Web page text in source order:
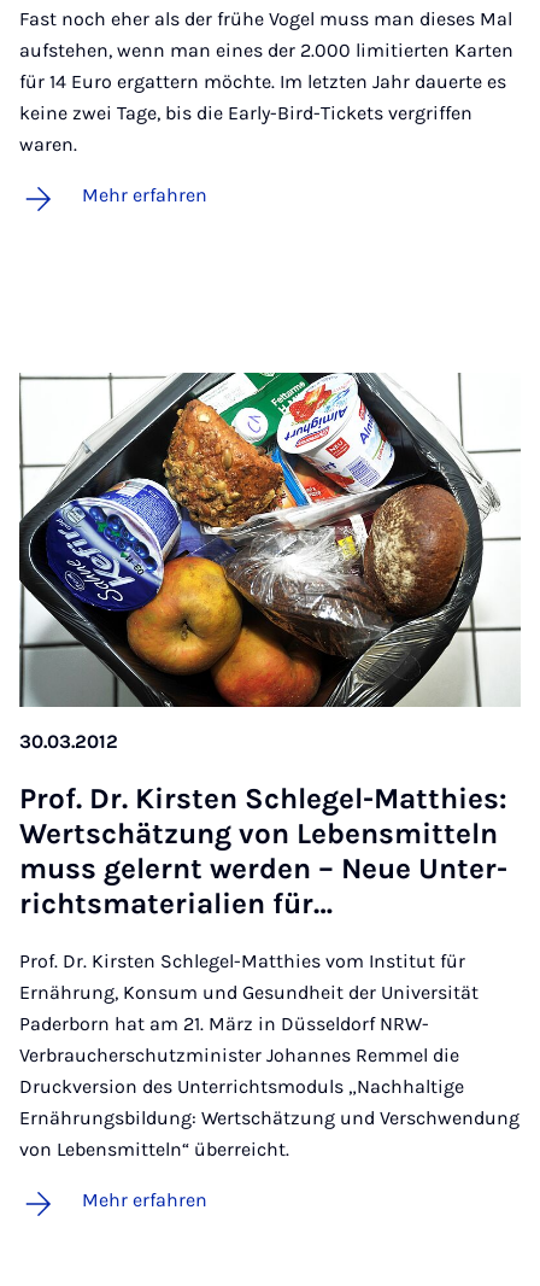
Fast noch eher als der frühe Vogel muss man dieses Mal
aufstehen, wenn man eines der 2.000 limitierten Karten
für 14 Euro ergattern möchte. Im letzten Jahr dauerte es
keine zwei Tage, bis die Early-Bird-Tickets vergriffen
waren.
Mehr erfahren
30.03.2012
Prof. Dr. Kirs­ten Schle­gel-Matt­hies:
Wert­schät­zung von Le­bens­mit­teln
muss ge­lernt wer­den – Neue Un­ter­
richts­ma­te­ri­a­li­en für…
Prof. Dr. Kirsten Schlegel-Matthies vom Institut für
Ernährung, Konsum und Gesundheit der Universität
Paderborn hat am 21. März in Düsseldorf NRW-
Verbraucherschutzminister Johannes Remmel die
Druckversion des Unterrichtsmoduls „Nachhaltige
Ernährungsbildung: Wertschätzung und Verschwendung
von Lebensmitteln“ überreicht.
Mehr erfahren